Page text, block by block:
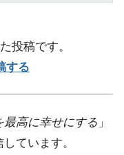
投稿です。
する
最高に幸せにする 」
ています。